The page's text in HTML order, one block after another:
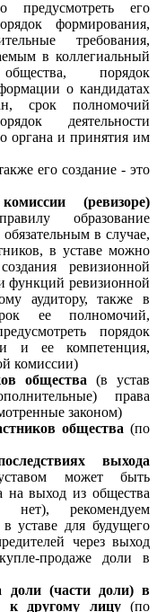
предусмотреть его
формирования,
требования,
в коллегиальный
порядок
о кандидатах
срок полномочий
деятельности
органа и принятия им
его создание - это
(ревизоре)
образование
в случае,
в уставе можно
ревизионной
функций ревизионной
аудитору, также в
ее полномочий,
порядок
и ее компетенция,
комиссии)
общества (в устав
права
законом)
общества (по
выхода
может быть
на выход из общества
рекомендуем
уставе для будущего
через выход
продаже доли в
доли (части доли) в
к другому лицу (по